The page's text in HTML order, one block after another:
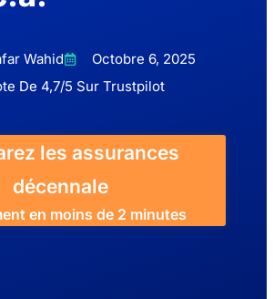
Wahid
Octobre 6, 2025
De 4,7/5 Sur Trustpilot
les assurances
décennale
en moins de 2 minutes